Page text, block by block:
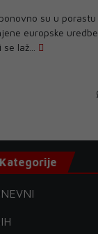
su u porastu
europske uredbe
laž...
Kategorije